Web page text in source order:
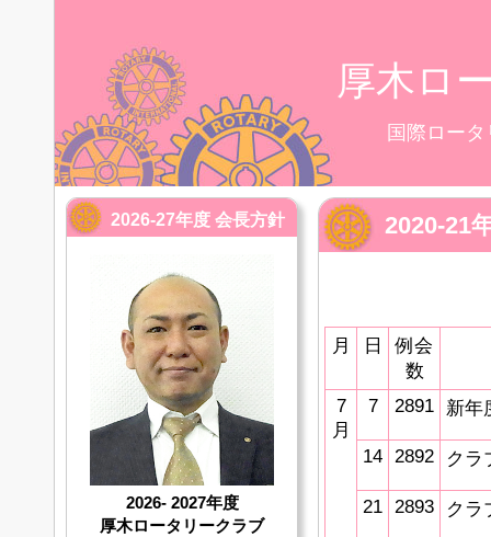
厚木ロ
国際ロー
2020-21
月 日
例会
数
7
月
7 2891 新年
14 2892 クラ
21 2893 クラ
2026-27年度 会長方針
2026- 2027年度
厚木ロータリークラブ